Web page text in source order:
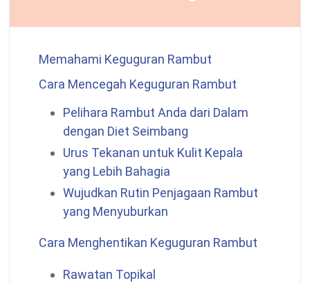
Memahami Keguguran Rambut
Cara Mencegah Keguguran Rambut
Pelihara Rambut Anda dari Dalam
dengan Diet Seimbang
Urus Tekanan untuk Kulit Kepala
yang Lebih Bahagia
Wujudkan Rutin Penjagaan Rambut
yang Menyuburkan
Cara Menghentikan Keguguran Rambut
Rawatan Topikal